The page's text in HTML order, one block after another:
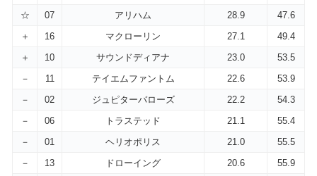
☆
07 アリハム 28.9
47.6
＋
16 マクローリン 27.1
49.4
＋
10 サウンドディアナ 23.0
53.5
－
11 テイエムファントム 22.6
53.9
－
02 ジュピターバローズ 22.2
54.3
－
06 トラステッド 21.1
55.4
－
01 ヘリオポリス 21.0
55.5
－
13 ドローイング 20.6
55.9